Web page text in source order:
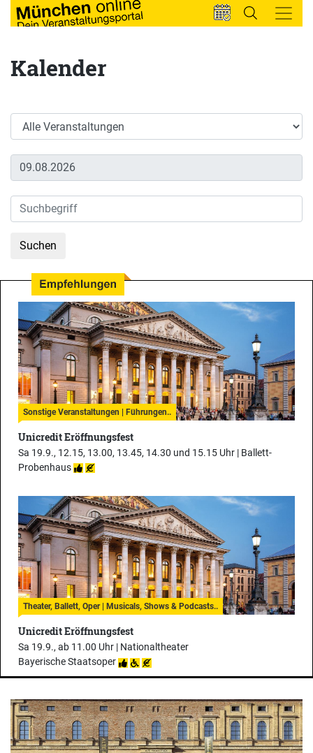
Kalender
Sonstige Veranstaltungen | Führungen..
Unicredit Eröffnungsfest
Sa 19.9., 12.15, 13.00, 13.45, 14.30 und 15.15 Uhr | Ballett-
Probenhaus
Theater, Ballett, Oper | Musicals, Shows & Podcasts..
Unicredit Eröffnungsfest
Sa 19.9., ab 11.00 Uhr | Nationaltheater
Bayerische Staatsoper